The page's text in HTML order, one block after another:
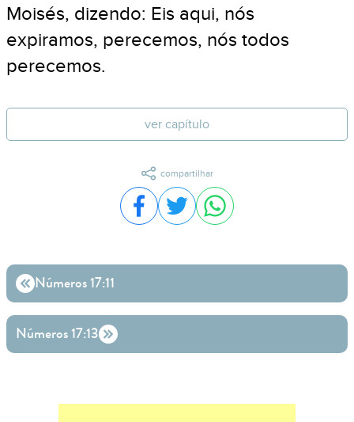
Moisés, dizendo: Eis aqui, nós
expiramos, perecemos, nós todos
perecemos.
ver capítulo
compartilhar
Compartilhar no Facebook
Compartilhar no Twitter
Compartilhar no
Números 17:11
Números 17:13